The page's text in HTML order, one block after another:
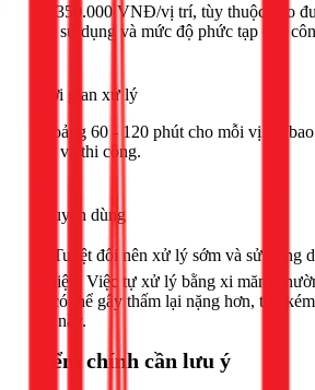
Từ 350.000 VNĐ/vị trí, tùy thuộc vào
liệu sử dụng và mức độ phức tạp của
Thời gian xử lý
Khoảng 60 - 120 phút cho mỗi vị trí,
mặt và thi công.
Khuyên dùng
🟢 Tuyệt đối nên xử lý sớm và sử dụng
nghiệp. Việc tự xử lý bằng xi măng
và có thể gây thấm lại nặng hơn, tốn
sau này.
Điểm chính cần lưu ý